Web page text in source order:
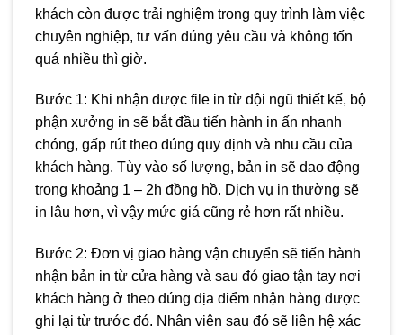
khách còn được trải nghiệm trong quy trình làm việc
chuyên nghiệp, tư vấn đúng yêu cầu và không tốn
quá nhiều thì giờ.
Bước 1: Khi nhận được file in từ đội ngũ thiết kế, bộ
phận xưởng in sẽ bắt đầu tiến hành in ấn nhanh
chóng, gấp rút theo đúng quy định và nhu cầu của
khách hàng. Tùy vào số lượng, bản in sẽ dao động
trong khoảng 1 – 2h đồng hồ. Dịch vụ in thường sẽ
in lâu hơn, vì vậy mức giá cũng rẻ hơn rất nhiều.
Bước 2: Đơn vị giao hàng vận chuyển sẽ tiến hành
nhận bản in từ cửa hàng và sau đó giao tận tay nơi
khách hàng ở theo đúng địa điểm nhận hàng được
ghi lại từ trước đó. Nhân viên sau đó sẽ liên hệ xác